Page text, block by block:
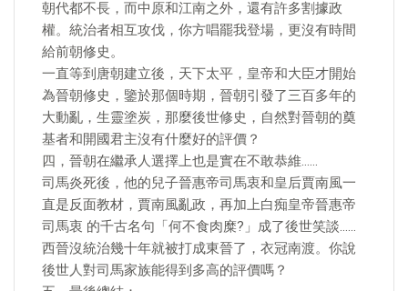
朝代都不長，而中原和江南之外，還有許多割據政
權。統治者相互攻伐，你方唱罷我登場，更沒有時間
給前朝修史。
一直等到唐朝建立後，天下太平，皇帝和大臣才開始
為晉朝修史，鑒於那個時期，晉朝引發了三百多年的
大動亂，生靈塗炭，那麼後世修史，自然對晉朝的奠
基者和開國君主沒有什麼好的評價？
四，晉朝在繼承人選擇上也是實在不敢恭維……
司馬炎死後，他的兒子晉惠帝司馬衷和皇后賈南風一
直是反面教材，賈南風亂政，再加上白痴皇帝晉惠帝
司馬衷 的千古名句「何不食肉糜?」成了後世笑談……
西晉沒統治幾十年就被打成東晉了，衣冠南渡。你說
後世人對司馬家族能得到多高的評價嗎？